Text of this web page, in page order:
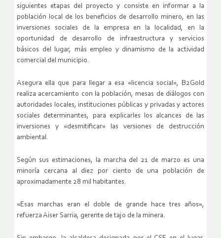
siguientes etapas del proyecto y consiste en informar a la
población local de los beneficios de desarrollo minero, en las
inversiones sociales de la empresa en la localidad, en la
oportunidad de desarrollo de infraestructura y servicios
básicos del lugar, más empleo y dinamismo de la actividad
comercial del municipio.
Asegura ella que para llegar a esa «licencia social», B2Gold
realiza acercamiento con la población, mesas de diálogos con
autoridades locales, instituciones públicas y privadas y actores
sociales determinantes, para explicarles los alcances de las
inversiones y «desmitificar» las versiones de destrucción
ambiental.
Según sus estimaciones, la marcha del 21 de marzo es una
minoría cercana al diez por ciento de una población de
aproximadamente 28 mil habitantes.
«Esas marchas eran el doble de grande hace tres años»,
refuerza Aiser Sarria, gerente de tajo de la minera.